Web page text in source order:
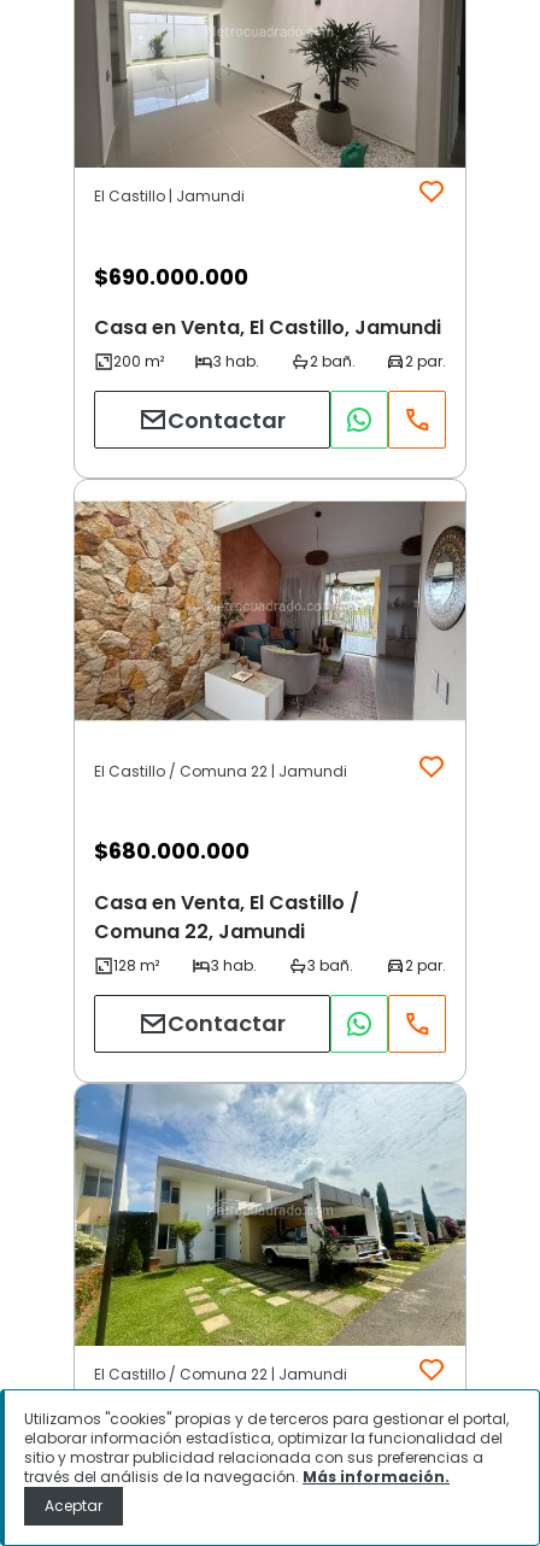
El Castillo | Jamundi
$690.000.000
Casa en Venta, El Castillo, Jamundi
Contactar
El Castillo / Comuna 22 | Jamundi
$680.000.000
Casa en Venta, El Castillo /
Comuna 22, Jamundi
Contactar
El Castillo / Comuna 22 | Jamundi
$790.000.000
Casa en Venta, El Castillo /
Comuna 22, Jamundi
Utilizamos "cookies" propias y de terceros para gestionar el portal,
elaborar información estadística, optimizar la funcionalidad del
sitio y mostrar publicidad relacionada con sus preferencias a
través del análisis de la navegación. Más información.
Aceptar